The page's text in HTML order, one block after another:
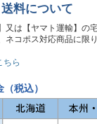
料について
又は【ヤマト運輸】の
ネコポス対応商品に限
ちら
税込）